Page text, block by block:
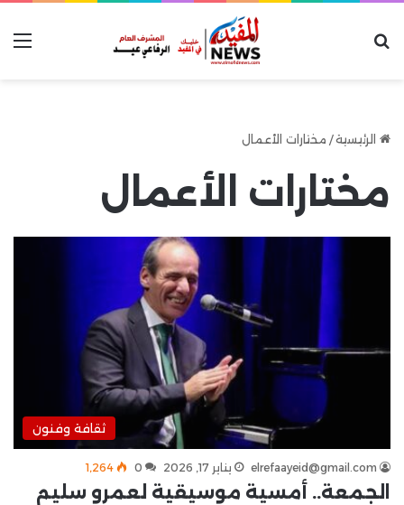
الرئيسية/ مختارات الأعمال
مختارات الأعمال
ثقافة وفنون
elrefaayeid@gmail.com يناير 17, 2026 0 1٬264
الجمعة.. أمسية موسيقية لعمرو سليم